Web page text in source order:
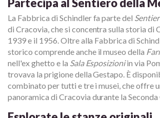
La Fabbrica di Schindler fa parte del
di Cracovia, che si concentra sulla storia di
1939 e il 1956. Oltre alla Fabbrica di
storico comprende anche il museo della
nell'ex ghetto e la Sala Esposizioniin via
trovava la prigione della Gestapo. È
combinato per tutti e tre i musei, che offre
panoramica di Cracovia durante la